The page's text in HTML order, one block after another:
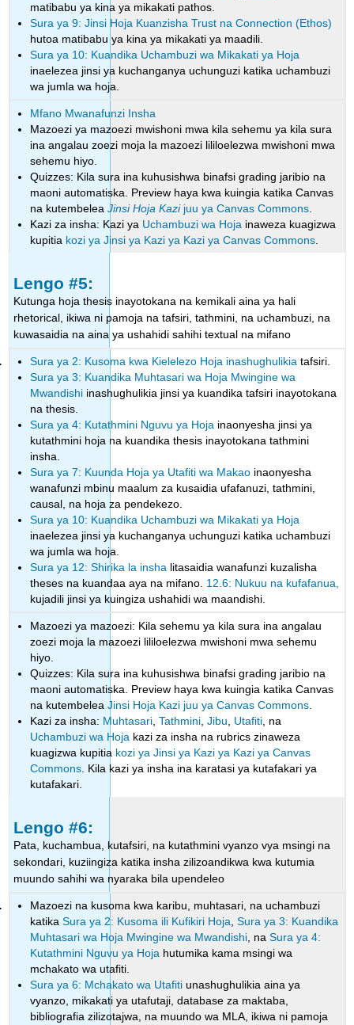
matibabu ya kina ya mikakati pathos.
Sura ya 9: Jinsi Hoja Kuanzisha Trust na Connection (Ethos)
hutoa matibabu ya kina ya mikakati ya maadili.
Sura ya 10: Kuandika Uchambuzi wa Mikakati ya Hoja
inaelezea jinsi ya kuchanganya uchunguzi katika uchambuzi
wa jumla wa hoja.
Mfano Mwanafunzi Insha
Mazoezi ya mazoezi mwishoni mwa kila sehemu ya kila sura
ina angalau zoezi moja la mazoezi lililoelezwa mwishoni mwa
sehemu hiyo.
Quizzes: Kila sura ina kuhusishwa binafsi grading jaribio na
maoni automatiska. Preview haya kwa kuingia katika Canvas
na kutembeleaJinsi Hoja Kazijuu ya Canvas Commons
Kazi za insha: Kazi ya Uchambuzi wa Hoja inaweza kuagizwa
kupitia kozi ya Jinsi ya Kazi ya Kazi ya Canvas Commons
Lengo #5:
Kutunga hoja thesis inayotokana na kemikali aina ya hali
rhetorical, ikiwa ni pamoja na tafsiri, tathmini, na uchambuzi, na
kuwasaidia na aina ya ushahidi sahihi textual na mifano
Sura ya 2: Kusoma kwa Kielelezo Hoja inashughulikia tafsiri.
Sura ya 3: Kuandika Muhtasari wa Hoja Mwingine wa
Mwandishi inashughulikia jinsi ya kuandika tafsiri inayotokana
na thesis.
Sura ya 4: Kutathmini Nguvu ya Hoja inaonyesha jinsi ya
kutathmini hoja na kuandika thesis inayotokana tathmini
insha.
Sura ya 7: Kuunda Hoja ya Utafiti wa Makao inaonyesha
wanafunzi mbinu maalum za kusaidia ufafanuzi, tathmini,
causal, na hoja za pendekezo.
Sura ya 10: Kuandika Uchambuzi wa Mikakati ya Hoja
inaelezea jinsi ya kuchanganya uchunguzi katika uchambuzi
wa jumla wa hoja.
Sura ya 12: Shirika la insha litasaidia wanafunzi kuzalisha
theses na kuandaa aya na mifano. 12.6: Nukuu na kufafanua,
kujadili jinsi ya kuingiza ushahidi wa maandishi.
Mazoezi ya mazoezi: Kila sehemu ya kila sura ina angalau
zoezi moja la mazoezi lililoelezwa mwishoni mwa sehemu
hiyo.
Quizzes: Kila sura ina kuhusishwa binafsi grading jaribio na
maoni automatiska. Preview haya kwa kuingia katika Canvas
na kutembeleaJinsi Hoja Kazi juu ya Canvas Commons
Kazi za insha: Muhtasari ,Tathmini ,Jibu Utafiti , na
Uchambuzi wa Hoja kazi za insha na rubrics zinaweza
kuagizwa kupitia kozi ya Jinsi ya Kazi ya Kazi ya Canvas
Commons . Kila kazi ya insha ina karatasi ya kutafakari ya
kutafakari.
Lengo #6:
Pata, kuchambua, kutafsiri, na kutathmini vyanzo vya msingi na
sekondari, kuziingiza katika insha zilizoandikwa kwa kutumia
muundo sahihi wa nyaraka bila upendeleo
Mazoezi na kusoma kwa karibu, muhtasari, na uchambuzi
katikaSura ya 2: Kusoma ili Kufikiri Hoja,Sura ya 3: Kuandika
Muhtasari wa Hoja Mwingine wa Mwandishi, naSura ya 4:
Kutathmini Nguvu ya Hoja hutumika kama msingi wa
mchakato wa utafiti.
Sura ya 6: Mchakato wa Utafiti unashughulikia aina ya
vyanzo, mikakati ya utafutaji, database za maktaba,
bibliografia zilizotajwa, na muundo wa MLA, ikiwa ni pamoja